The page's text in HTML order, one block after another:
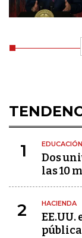
1 EDUCACIÓN
Dos
las 10
2 HACIENDA
EE.UU.
pública